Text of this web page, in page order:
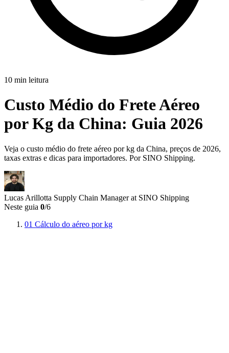
10 min leitura
Custo Médio do Frete Aéreo
por Kg da China: Guia 2026
Veja o custo médio do frete aéreo por kg da China, preços de 2026,
taxas extras e dicas para importadores. Por SINO Shipping.
Lucas Arillotta Supply Chain Manager at SINO Shipping
Neste guia 0/6
01 Cálculo do aéreo por kg